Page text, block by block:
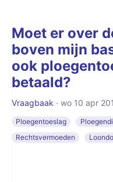
Moet er over
boven mijn
ook
betaald?
Vraagbaak · wo 10 apr
Ploegentoeslag
Rechtsvermoeden